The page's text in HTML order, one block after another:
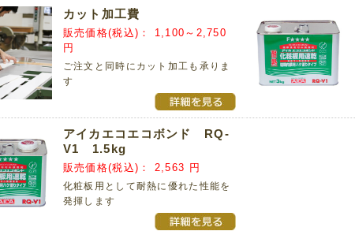
カット加工費
販売価格(税込)：
1,100～2,750
円
ご注文と同時にカット加工も承りま
す
アイカエコエコボンド RQ-
V1 1.5kg
販売価格(税込)： 2,563 円
化粧板用として耐熱に優れた性能を
発揮します